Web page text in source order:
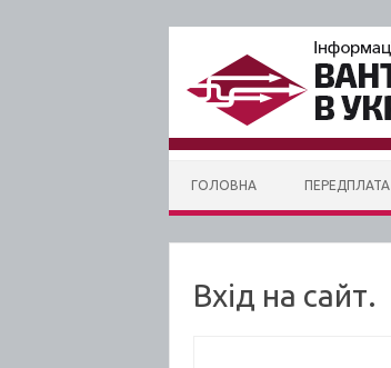
ГОЛОВНА ПЕРЕДПЛАТА
Вхід на сайт.